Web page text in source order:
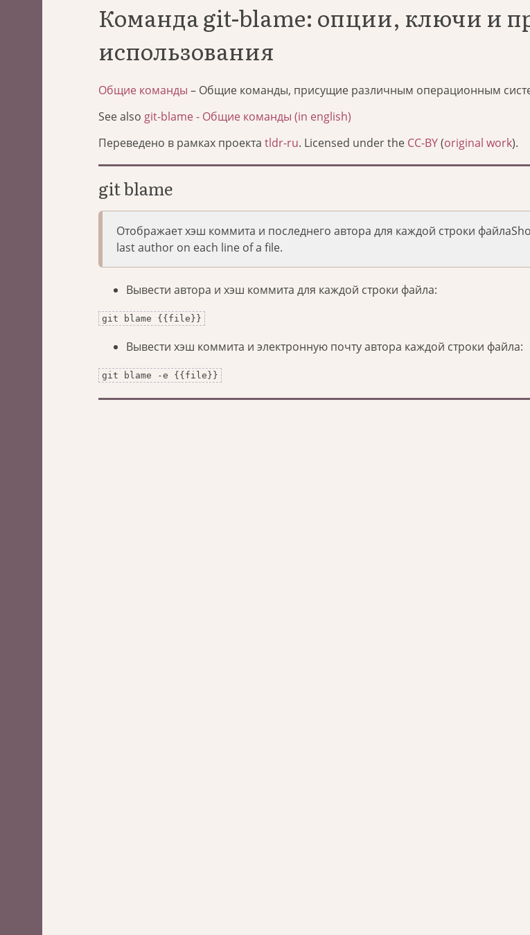
Команда git-blame: опции, ключи и
использования
Общие команды – Общие команды, присущие различным операционным
See also git-blame - Общие команды (in english)
Переведено в рамках проекта tldr-ru. Licensed under the CC-BY(original work).
git blame
Отображает хэш коммита и последнего автора для каждой строки
last author on each line of a file.
Вывести автора и хэш коммита для каждой строки файла:
git blame {{file}}
Вывести хэш коммита и электронную почту автора каждой строки файла:
git blame -e {{file}}